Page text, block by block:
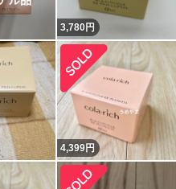
3,780円
4,399円